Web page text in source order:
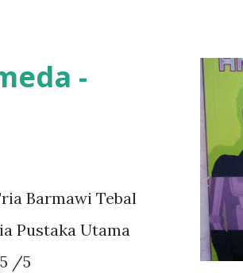
-
Barmawi Tebal
Pustaka Utama
/5